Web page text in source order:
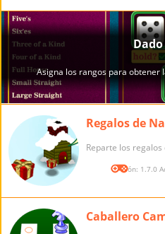
Regalos de
Reparte los
Versión: 1.7.0
Caballero